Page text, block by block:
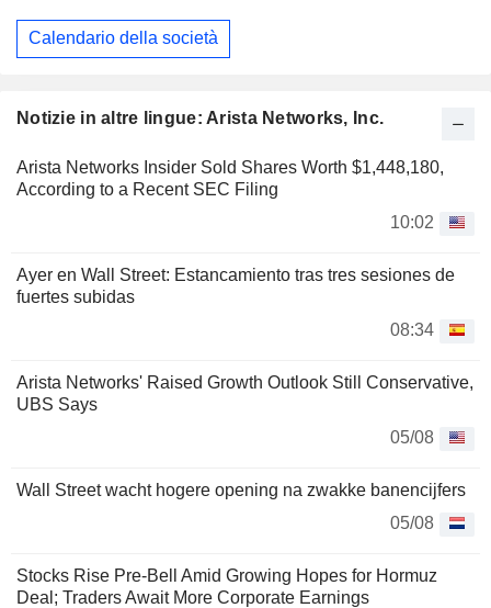
Notizie in altre lingue: Arista Networks, Inc.
Arista Networks Insider Sold Shares Worth $1,448,180,
According to a Recent SEC Filing
10:02
Ayer en Wall Street: Estancamiento tras tres sesiones de
fuertes subidas
08:34
Arista Networks' Raised Growth Outlook Still Conservative,
UBS Says
05/08
Wall Street wacht hogere opening na zwakke banencijfers
05/08
Stocks Rise Pre-Bell Amid Growing Hopes for Hormuz
Deal; Traders Await More Corporate Earnings
Calendario della società